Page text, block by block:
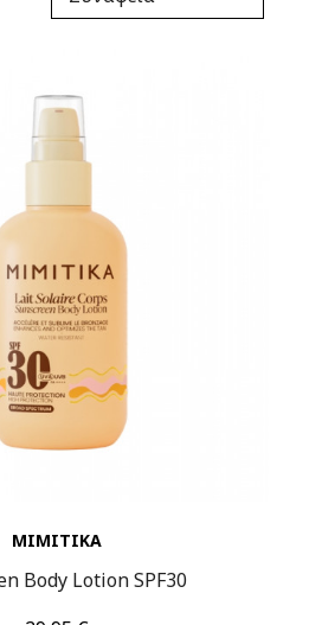
MIMITIKA
Body Lotion SPF30